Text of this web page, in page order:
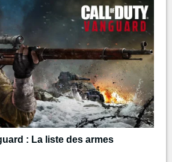
: La liste des armes